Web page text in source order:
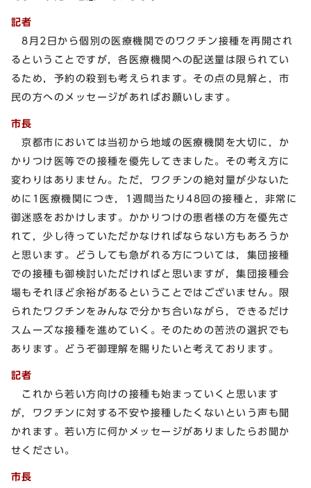
記者
8月2日から個別の医療機関でのワクチン接種を再開され
るということですが，各医療機関への配送量は限られてい
るため，予約の殺到も考えられます。その点の見解と，市
民の方へのメッセージがあればお願いします。
市長
京都市においては当初から地域の医療機関を大切に，か
かりつけ医等での接種を優先してきました。その考え方に
変わりはありません。ただ，ワクチンの絶対量が少ないた
めに1医療機関につき，1週間当たり48回の接種と，非常に
御迷惑をおかけします。かかりつけの患者様の方を優先さ
れて，少し待っていただかなければならない方もあろうか
と思います。どうしても急がれる方については，集団接種
での接種も御検討いただければと思いますが，集団接種会
場もそれほど余裕があるということではございません。限
られたワクチンをみんなで分かち合いながら，できるだけ
スムーズな接種を進めていく。そのための苦渋の選択でも
あります。どうぞ御理解を賜りたいと考えております。
記者
これから若い方向けの接種も始まっていくと思います
が，ワクチンに対する不安や接種したくないという声も聞
かれます。若い方に何かメッセージがありましたらお聞か
せください。
市長